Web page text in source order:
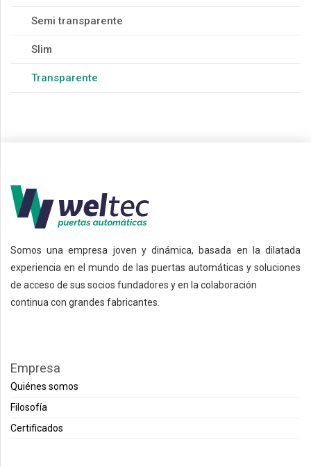
Semi transparente
Slim
Transparente
Somos una empresa joven y dinámica, basada en la dilatada
experiencia en el mundo de las puertas automáticas y soluciones
de acceso de sus socios fundadores y en la colaboración
continua con grandes fabricantes.
Empresa
Quiénes somos
Filosofía
Certificados